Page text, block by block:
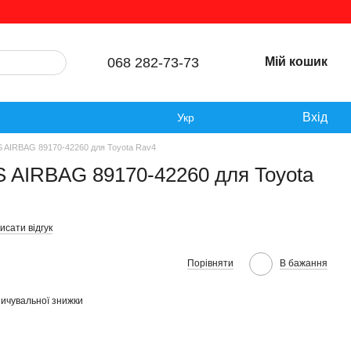
068 282-73-73 Мій кошик
Укр Вхід
AIRBAG 89170-42260 для Toyota Rav4
AIRBAG 89170-42260 для Toyota
відгук
Порівняти В бажання
знижки